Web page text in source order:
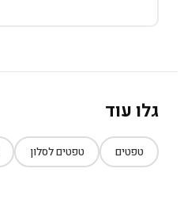
גלו עוד
טפטים טפטים לסלון